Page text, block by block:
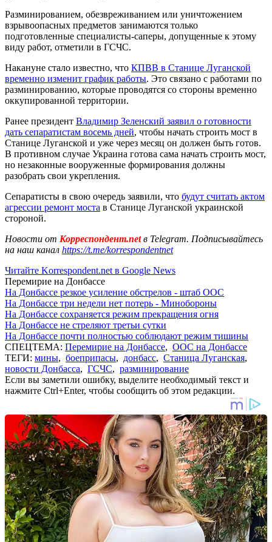
Разминированием, обезвреживанием или уничтожением
взрывоопасных предметов занимаются только
подготовленные специалисты-саперы, допущенные к этому
виду работ, отметили в ГСЧС.
Накануне стало известно, что КПВВ в Станице Луганской
временно изменит график работы. Это связано с работами по
разминированию, которые проводятся со стороны временно
оккупированной территории.
Ранее президент Владимир Зеленский заявил о готовности
дать сепаратистам восемь дней, чтобы начать строить мост в
Станице Луганской и уже через месяц он должен быть готов.
В противном случае Украина готова сама начать строить мост,
но незаконные вооруженные формирования должны
разобрать свои укрепления.
Сепаратисты в свою очередь заявили, что будут считать актом
агрессии ремонт моста в Станице Луганской украинской
стороной.
Новости от Корреспондент.netв Telegram. Подписывайтесь
на наш канал https://t.me/korrespondentnet
Читайте Korrespondent.net в Google News
Перемирие на Донбассе
На Донбассе резкое усиление обстрелов - штаб ООС
На Донбассе три недели нет потерь - Минобороны
На Донбассе сохраняется режим прекращения огня
На Донбассе не стреляют третьи сутки
На Донбассе почти полностью соблюдают режим тишины
СПЕЦТЕМА: Перемирие на Донбассе, ООС на Донбассе
ТЕГИ: мины, боеприпасы, донбасс, Станица Луганская,
новости Донбасса, ГСЧС, разминирование
Если вы заметили ошибку, выделите необходимый текст и
нажмите Ctrl+Enter, чтобы сообщить об этом редакции.